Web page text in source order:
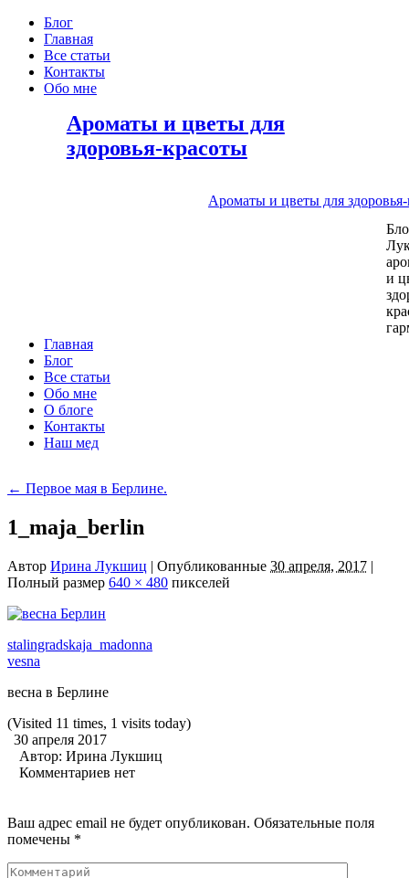
Блог
Главная
Все статьи
Контакты
Обо мне
Ароматы и цветы для
здоровья-красоты
Ароматы и цветы для
и
Главная
Блог
Все статьи
Обо мне
О блоге
Контакты
Наш мед
← Первое мая в Берлине.
1_maja_berlin
Автор Ирина Лукшиц | Опубликованные 30 апреля, 2017 |
Полный размер 640 × 480 пикселей
stalingradskaja_madonna
vesna
весна в Берлине
(Visited 11 times, 1 visits today)
30 апреля 2017
Автор: Ирина Лукшиц
Комментариев нет
Ваш адрес email не будет опубликован. Обязательные поля
помечены *
Комментарий